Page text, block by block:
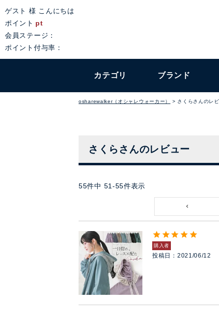
ゲスト 様 こんにちは
ポイント pt
会員ステージ：
ポイント付与率：
カテゴリ ブランド
osharewalker（オシャレウォーカー） さくらさんのレ
さくらさんのレビュー
55件中 51 -55件表示
購入者
投稿日 2021/06/12